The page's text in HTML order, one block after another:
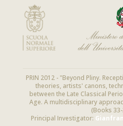
PRIN 2012 - "Beyond Pliny.
theories, artists' canons,
between the Late Classical
Age. A multidisciplinary
(Books
Principal Investigator: